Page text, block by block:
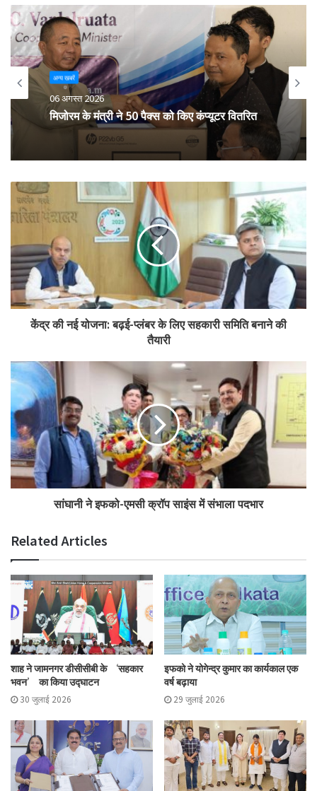
Tags cooperative Dhan Singh Rawat Proposal rbi
अन्य खबरें
06 अगस्त 2026
मिजोरम के मंत्री ने 50 पैक्स को किए कंप्यूटर वितरित
केंद्र की नई योजना: बढ़ई-प्लंबर के लिए सहकारी समिति बनाने की
तैयारी
सांघानी ने इफको-एमसी क्रॉप साइंस में संभाला पदभार
Related Articles
शाह ने जामनगर डीसीसीबी के ‘सहकार
भवन’ का किया उद्घाटन
30 जुलाई 2026
इफको ने योगेन्द्र कुमार का कार्यकाल एक
वर्ष बढ़ाया
29 जुलाई 2026